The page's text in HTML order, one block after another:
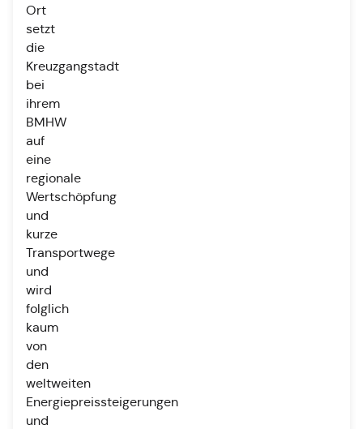
Ort
setzt
die
Kreuzgangstadt
bei
ihrem
BMHW
auf
eine
regionale
Wertschöpfung
und
kurze
Transportwege
und
wird
folglich
kaum
von
den
weltweiten
Energiepreissteigerungen
und